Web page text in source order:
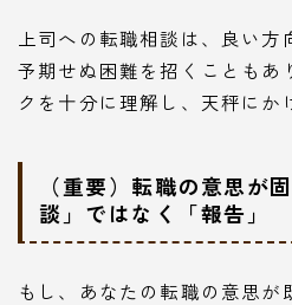
上司への転職相談は、良い方
予期せぬ困難を招くこともあ
クを十分に理解し、天秤にか
（重要）転職の意思が
談」ではなく「報告」
もし、あなたの転職の意思が